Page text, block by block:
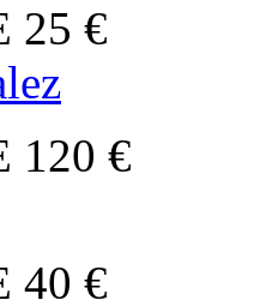
25 €
120 €
40 €